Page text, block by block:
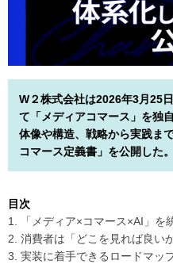
W２株式会社は2026年3月25
て「メディアコマース」を独
体像や構造、戦略から実践ま
コマース定義書」を公開した。
目次
1. 「メディア×コマース×AI」を
2. 消費者は「どこを見れば良い
3. 実装に着手できるロードマッ